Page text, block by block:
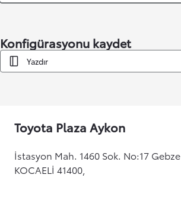
Konfigürasyonu kaydet
Yazdır
Toyota Plaza Aykon
İstasyon Mah. 1460 Sok. No:17 Gebze
KOCAELİ 41400,